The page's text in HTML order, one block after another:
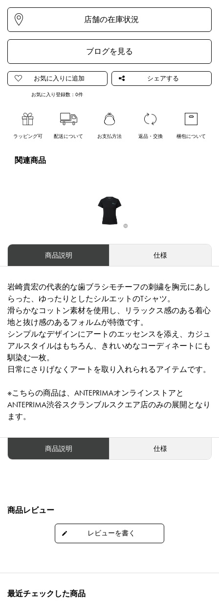
ブログを見る
お気に入り登録数：0件
ラッピング可 配送について お支払方法 返品・交換 梱包について
関連商品
商品説明 仕様
岩崎貴宏の代表的な歯ブラシモチーフの刺繍を胸元にあし
らった、ゆったりとしたシルエットのTシャツ。
滑らかなコットン素材を使用し、リラックス感のある着心
地と抜け感のあるフォルムが特徴です。
シンプルなデザインにアートのエッセンスを添え、カジュ
アルスタイルはもちろん、きれいめなコーディネートにも
馴染む一枚。
日常にさりげなくアートを取り入れられるアイテムです。
※こちらの商品は、ANTEPRIMAオンラインストアと
ANTEPRIMA渋谷スクランブルスクエア店のみの展開となり
ます。
商品説明 仕様
商品レビュー
最近チェックした商品